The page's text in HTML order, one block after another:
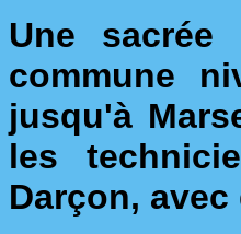
Une
commune
jusqu'à
les
Darçon,